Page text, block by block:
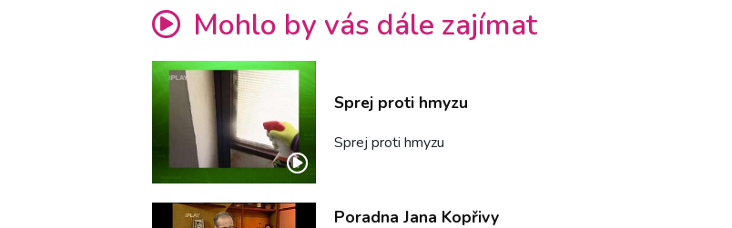
Mohlo by vás dále zajímat
Sprej proti hmyzu
Sprej proti hmyzu
Poradna Jana Kopřivy